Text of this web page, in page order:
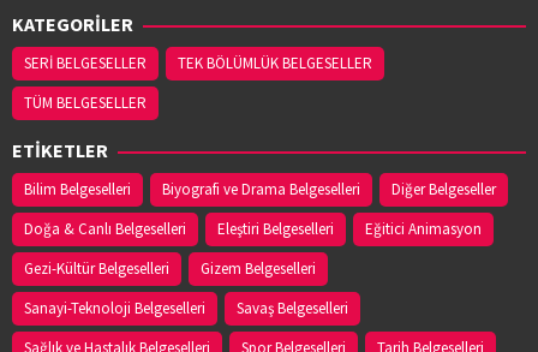
KATEGORİLER
SERİ BELGESELLER
TEK BÖLÜMLÜK BELGESELLER
TÜM BELGESELLER
ETİKETLER
Bilim Belgeselleri Biyografi ve Drama Belgeselleri
Diğer Belgeseller
Doğa & Canlı Belgeselleri
Eleştiri Belgeselleri
Eğitici Animasyon
Gezi-Kültür Belgeselleri
Gizem Belgeselleri
Sanayi-Teknoloji Belgeselleri
Savaş Belgeselleri
Sağlık ve Hastalık Belgeselleri
Spor Belgeselleri Tarih Belgeselleri